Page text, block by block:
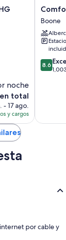
de cama de alta
detalles como
de manera
habitaciones son:
de cabello
premium
noche
en total
- 17 ago.
y cargos
Comfort
Suites
Boone
-
Area
Boone
Boone
8.6
de
8.6
por cable y